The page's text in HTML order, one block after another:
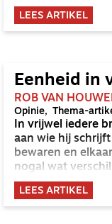
op weg naar die
ongelooflijk,
LEES ARTIKEL
Eenheid in
ROB VAN
Opinie Thema-
In vrijwel iedere
aan wie hij
bewaren en
nogal wat
Hoe bewaarde
Testament
LEES ARTIKEL